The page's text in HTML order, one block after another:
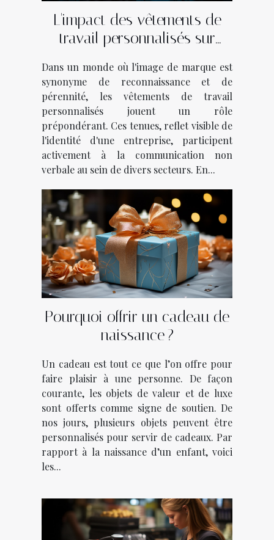
L'impact des vêtements de
travail personnalisés sur
divers secteurs d'activité
Dans un monde où l'image de marque est
synonyme de reconnaissance et de
pérennité, les vêtements de travail
personnalisés jouent un rôle
prépondérant. Ces tenues, reflet visible de
l'identité d'une entreprise, participent
activement à la communication non
verbale au sein de divers secteurs. En...
Pourquoi offrir un cadeau de
naissance ?
Un cadeau est tout ce que l’on offre pour
faire plaisir à une personne. De façon
courante, les objets de valeur et de luxe
sont offerts comme signe de soutien. De
nos jours, plusieurs objets peuvent être
personnalisés pour servir de cadeaux. Par
rapport à la naissance d’un enfant, voici
les...